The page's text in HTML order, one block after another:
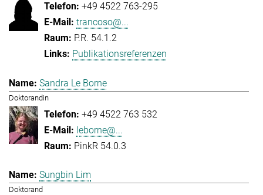
+49 4522 763-295
trancoso@...
P.R. 54.1.2
Publikationsreferenzen
Sandra Le Borne
Doktorandin
+49 4522 763 532
leborne@...
PinkR 54.0.3
Sungbin Lim
Doktorand